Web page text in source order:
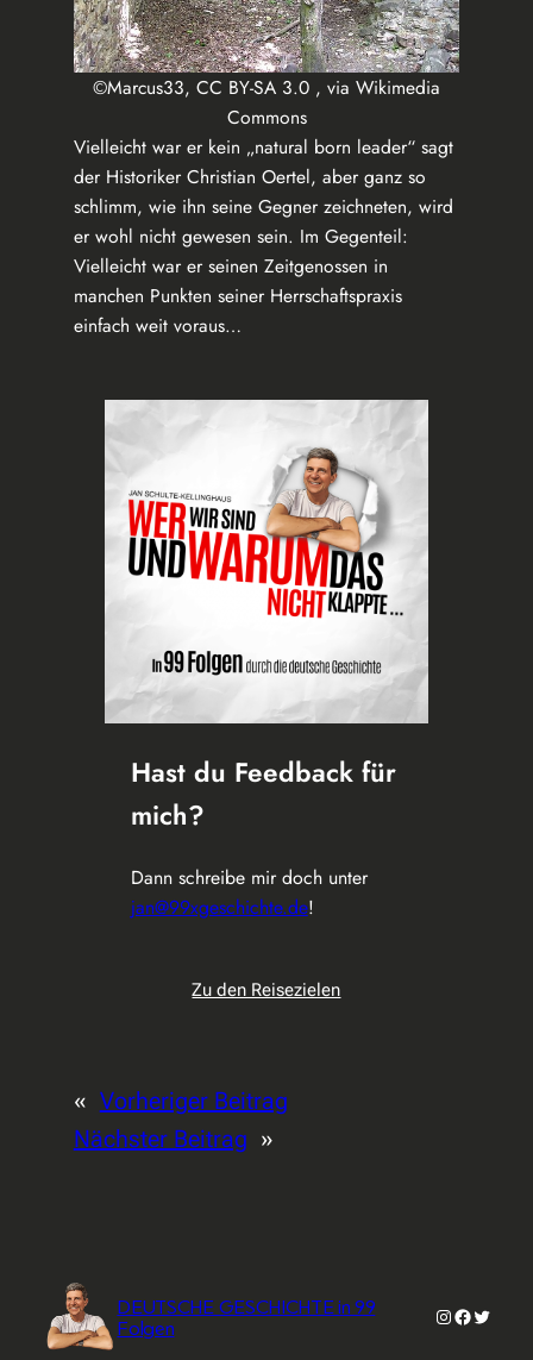
©Marcus33, CC BY-SA 3.0 , via Wikimedia
Commons
Vielleicht war er kein „natural born leader“ sagt
der Historiker Christian Oertel, aber ganz so
schlimm, wie ihn seine Gegner zeichneten, wird
er wohl nicht gewesen sein. Im Gegenteil:
Vielleicht war er seinen Zeitgenossen in
manchen Punkten seiner Herrschaftspraxis
einfach weit voraus…
Hast du Feedback für
mich?
Dann schreibe mir doch unter
jan@99xgeschichte.de!
Zu den Reisezielen
« Vorheriger Beitrag
Nächster Beitrag »
DEUTSCHE GESCHICHTE in 99
Folgen
Instagram
Twitter